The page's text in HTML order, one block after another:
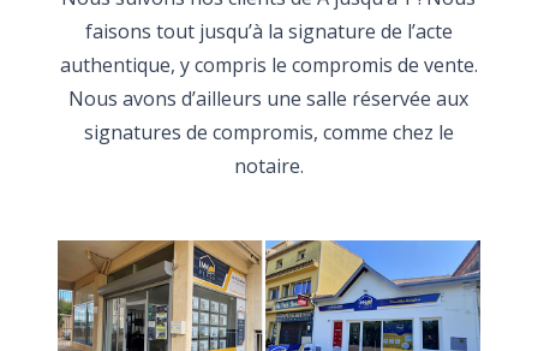
faisons tout jusqu’à la signature de l’acte
authentique, y compris le compromis de vente.
Nous avons d’ailleurs une salle réservée aux
signatures de compromis, comme chez le
notaire.